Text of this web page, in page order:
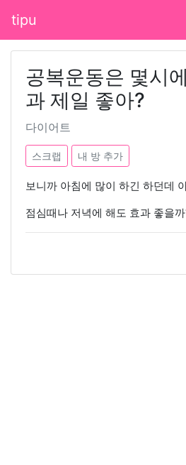
tipu
공복운동은 몇시
과 제일 좋아?
다이어트
스크랩 내 방 추가
보니까 아침에 많이 하긴 하던데
점심때나 저녁에 해도 효과 좋을까